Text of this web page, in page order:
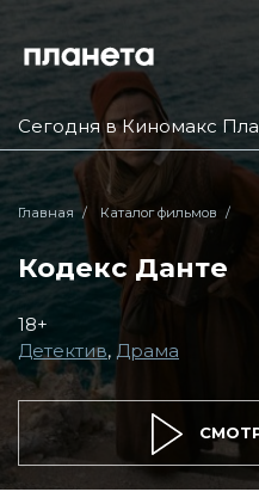
Сегодня в Киномакс
Главная Каталог фильмов
Кодекс Данте
18+
Детектив, Драма